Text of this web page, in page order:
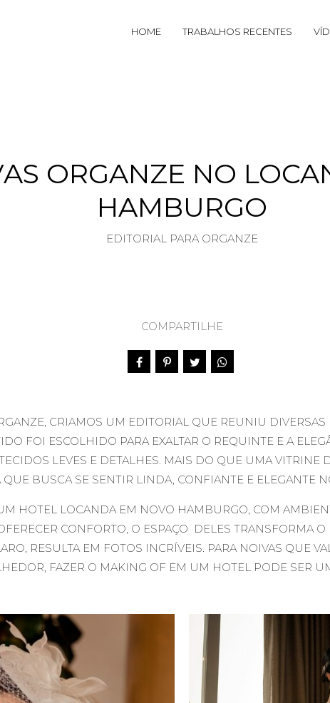
HOME TRABALHOS RECENTES
ORGANZE NO
HAMBURGO
EDITORIAL PARA ORGANZE
COMPARTILHE
CRIAMOS UM EDITORIAL QUE REUNIU
FOI ESCOLHIDO PARA EXALTAR O REQUINTE E A
LEVES E DETALHES. MAIS DO QUE UMA VITRINE
QUE BUSCA SE SENTIR LINDA, CONFIANTE E ELEGANTE
HOTEL LOCANDA EM NOVO HAMBURGO, COM
CONFORTO, O ESPAÇO DELES TRANSFORMA
RESULTA EM FOTOS INCRÍVEIS. PARA NOIVAS QUE
FAZER O MAKING OF EM UM HOTEL PODE SER